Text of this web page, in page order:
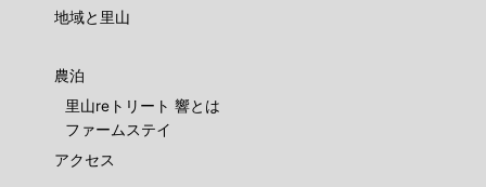
地域と里山
農泊
里山reトリート 響とは
ファームステイ
アクセス